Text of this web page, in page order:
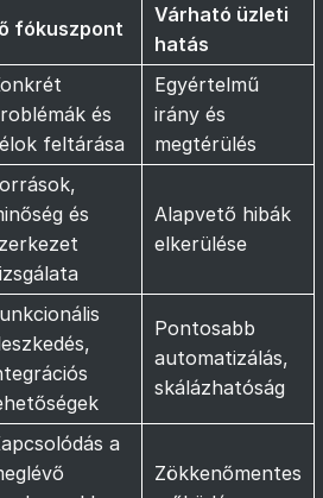
fókuszpont
Várható üzleti
hatás
és
feltárása
Egyértelmű
irány és
megtérülés
és
Alapvető hibák
elkerülése
Pontosabb
automatizálás,
skálázhatóság
a
Zökkenőmentes